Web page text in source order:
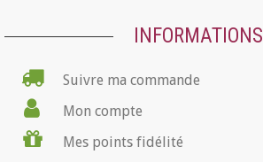
INFORMATIONS
Suivre ma commande
Mon compte
Mes points fidélité